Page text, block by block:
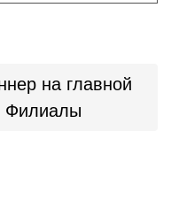
на главной
Филиалы